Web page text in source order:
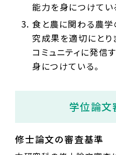
能力を身につけてい
食と農に関わる農
究成果を適切にとり
コミュニティに発信
身につけている。
学位論文
修士論文の審査基準